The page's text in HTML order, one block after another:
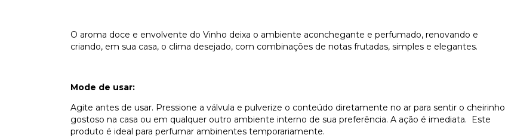
O aroma doce e envolvente do Vinho deixa o ambiente aconchegante e perfumado, renovando e
criando, em sua casa, o clima desejado, com combinações de notas frutadas, simples e elegantes.
Mode de usar:
Agite antes de usar. Pressione a válvula e pulverize o conteúdo diretamente no ar para sentir o cheirinho
gostoso na casa ou em qualquer outro ambiente interno de sua preferência. A ação é imediata. Este
produto é ideal para perfumar ambinentes temporariamente.